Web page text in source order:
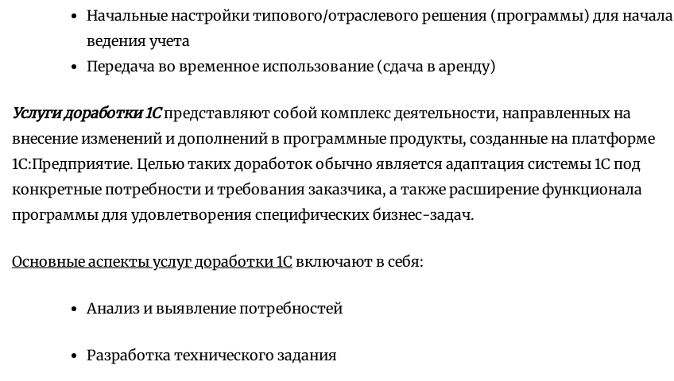
Начальные настройки типового/отраслевого решения (программы) для начала
ведения учета
Передача во временное использование (сдача в аренду)
Услуги доработки 1Спредставляют собой комплекс деятельности, направленных на
внесение изменений и дополнений в программные продукты, созданные на платформе
1С:Предприятие. Целью таких доработок обычно является адаптация системы 1С под
конкретные потребности и требования заказчика, а также расширение функционала
программы для удовлетворения специфических бизнес-задач.
Основные аспекты услуг доработки 1С включают в себя:
Анализ и выявление потребностей
Разработка технического задания